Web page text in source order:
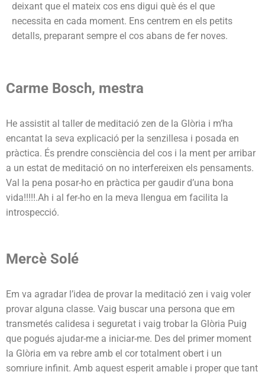
deixant que el mateix cos ens digui què és el que
necessita en cada moment. Ens centrem en els petits
detalls, preparant sempre el cos abans de fer noves.
Carme Bosch, mestra
He assistit al taller de meditació zen de la Glòria i m’ha
encantat la seva explicació per la senzillesa i posada en
pràctica. És prendre consciència del cos i la ment per arribar
a un estat de meditació on no interfereixen els pensaments.
Val la pena posar-ho en pràctica per gaudir d’una bona
vida!!!!!.Ah i al fer-ho en la meva llengua em facilita la
introspecció.
Mercè Solé
Em va agradar l’idea de provar la meditació zen i vaig voler
provar alguna classe. Vaig buscar una persona que em
transmetés calidesa i seguretat i vaig trobar la Glòria Puig
que pogués ajudar-me a iniciar-me. Des del primer moment
la Glòria em va rebre amb el cor totalment obert i un
somriure infinit. Amb aquest esperit amable i proper que tant